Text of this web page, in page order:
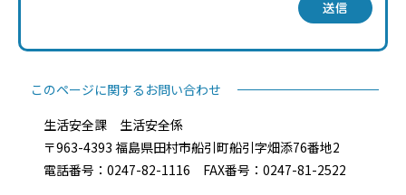
送信
このページに関するお問い合わせ
生活安全課 生活安全係
〒963-4393 福島県田村市船引町船引字畑添76番地2
電話番号：0247-82-1116 FAX番号：0247-81-2522